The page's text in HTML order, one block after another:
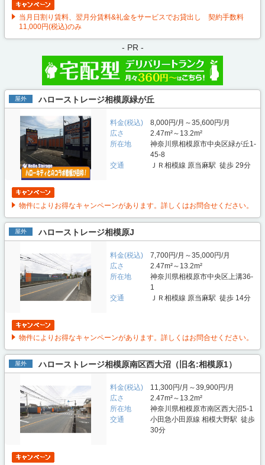
当月日割り賃料、翌月分賃料&礼金をサービスでお貸出し 契約手数料
11,000円(税込)のみ
- PR -
屋外 ハローストレージ相模原緑が丘
料金(税込)
8,000円/月～35,600円/月
広さ
2.47m²～13.2m²
所在地
神奈川県相模原市中央区緑が丘1-
45-8
交通
ＪＲ相模線 原当麻駅 徒歩 29分
物件によりお得なキャンペーンがあります。詳しくはお問合せください。
屋外 ハローストレージ相模原J
料金(税込)
7,700円/月～35,000円/月
広さ
2.47m²～13.2m²
所在地
神奈川県相模原市中央区上溝36-
1
交通
ＪＲ相模線 原当麻駅 徒歩 14分
物件によりお得なキャンペーンがあります。詳しくはお問合せください。
屋外 ハローストレージ相模原南区西大沼（旧名:相模原1）
料金(税込)
11,300円/月～39,900円/月
広さ
2.47m²～13.2m²
所在地
神奈川県相模原市南区西大沼5-1
交通
小田急小田原線 相模大野駅 徒歩
30分